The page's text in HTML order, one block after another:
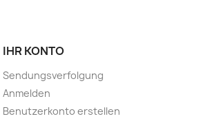
IHR KONTO
Sendungsverfolgung
Anmelden
Benutzerkonto erstellen